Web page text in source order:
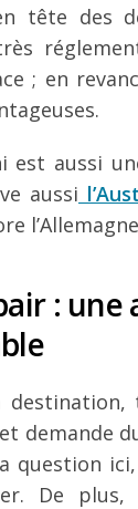
tête des
; en
est aussi
aussi
: une
destination,
demande
question
De plus,